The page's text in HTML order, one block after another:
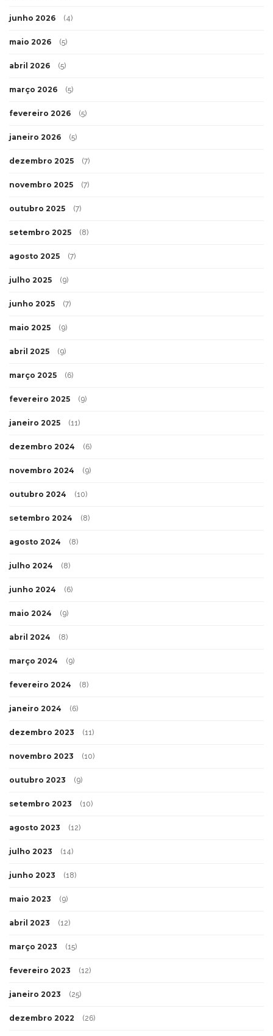
junho 2026 (4)
maio 2026 (5)
abril 2026 (5)
março 2026 (5)
fevereiro 2026 (5)
janeiro 2026 (5)
dezembro 2025 (7)
novembro 2025 (7)
outubro 2025 (7)
setembro 2025 (8)
agosto 2025 (7)
julho 2025 (9)
junho 2025 (7)
maio 2025 (9)
abril 2025 (9)
março 2025 (6)
fevereiro 2025 (9)
janeiro 2025 (11)
dezembro 2024 (6)
novembro 2024 (9)
outubro 2024 (10)
setembro 2024 (8)
agosto 2024 (8)
julho 2024 (8)
junho 2024 (6)
maio 2024 (9)
abril 2024 (8)
março 2024 (9)
fevereiro 2024 (8)
janeiro 2024 (6)
dezembro 2023 (11)
novembro 2023 (10)
outubro 2023 (9)
setembro 2023 (10)
agosto 2023 (12)
julho 2023 (14)
junho 2023 (18)
maio 2023 (9)
abril 2023 (12)
março 2023 (15)
fevereiro 2023 (12)
janeiro 2023 (25)
dezembro 2022 (26)